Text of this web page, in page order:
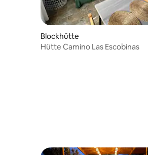
Blockhütte
Hütte Camino Las Escobinas